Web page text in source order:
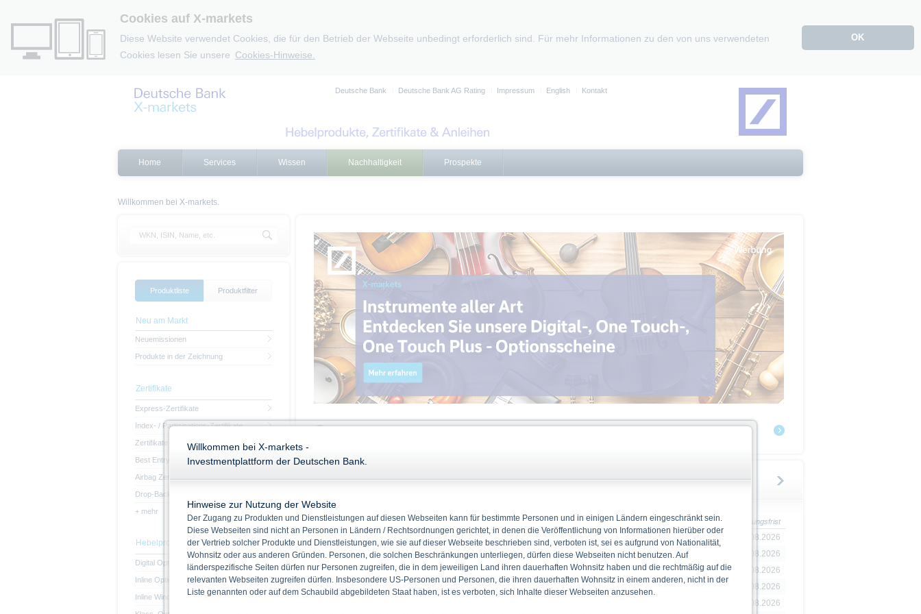
Cookies auf X-markets
Diese Website verwendet Cookies, die für den Betrieb der Webseite unbedingt erforderlich sind. Für mehr Informationen zu den von uns verwendeten
Cookies lesen Sie unsere Cookies-Hinweise.
OK
Deutsche Bank Deutsche Bank AG Rating Impressum English Kontakt
Home Services Wissen Nachhaltigkeit Prospekte
Willkommen bei X-markets.
Produkte in der Zeichnung
Name Laufzeit Zeichnungsfrist
Festzinsanleihe mit ... 11.11.2030
07.07.2026 - 07.08.2026
NASDAQ 100 Sprint-Ze...
10.08.2027
29.07.2026 - 11.08.2026
Gold Zertifikat Plus...
08.08.2030
29.07.2026 - 11.08.2026
S&P 500 Express-Zert...
08.08.2031
29.07.2026 - 11.08.2026
29.07.2026 - 11.08.2026
Produktliste Produktfilter
Neu am Markt
Neuemissionen
Produkte in der Zeichnung
Zertifikate
Express-Zertifikate
Index- / Partizipations-Zertifikate
Zertifikate mit Kapitalschutz
Best Entry-Zertifikate
Airbag Zertifikate
Drop-Back Zertifikate
+ mehr
Hebelprodukte
Digital Optionsscheine
Inline Optionsscheine
Inline Window-Optionsscheine
Willkommen bei X-markets -
Investmentplattform der Deutschen Bank.
Hinweise zur Nutzung der Website
Der Zugang zu Produkten und Dienstleistungen auf diesen Webseiten kann für bestimmte Personen und in einigen Ländern eingeschränkt sein.
Diese Webseiten sind nicht an Personen in Ländern / Rechtsordnungen gerichtet, in denen die Veröffentlichung von Informationen hierüber oder
der Vertrieb solcher Produkte und Dienstleistungen, wie sie auf dieser Webseite beschrieben sind, verboten ist, sei es aufgrund von Nationalität,
Wohnsitz oder aus anderen Gründen. Personen, die solchen Beschränkungen unterliegen, dürfen diese Webseiten nicht benutzen. Auf
länderspezifische Seiten dürfen nur Personen zugreifen, die in dem jeweiligen Land ihren dauerhaften Wohnsitz haben und die rechtmäßig auf die
relevanten Webseiten zugreifen dürfen. Insbesondere US-Personen und Personen, die ihren dauerhaften Wohnsitz in einem anderen, nicht in der
Liste genannten oder auf dem Schaubild abgebildeten Staat haben, ist es verboten, sich Inhalte dieser Webseiten anzusehen.